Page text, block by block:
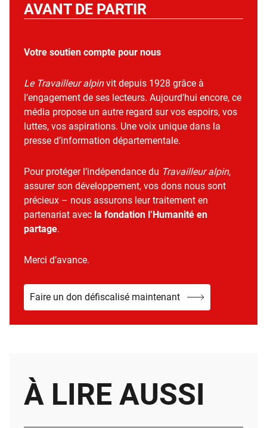
AVANT DE PARTIR
Votre soutien compte pour nous
Le Travailleur alpinvit depuis 1928 grâce à
l’engagement de ses lecteurs. Aujourd’hui encore, ce
média propose un autre regard sur vos espoirs, vos
luttes, vos aspirations. Une voix unique dans la
presse d’information départementale.
Pour protéger l’indépendance du Travailleur alpin,
assurer son développement, vos dons nous sont
précieux – nous assurons leur traitement en
partenariat avec la fondation l’Humanité en
partage.
Merci d’avance.
Faire un don défiscalisé maintenant
À LIRE AUSSI